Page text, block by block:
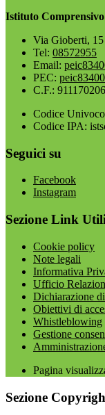
Istituto Comprensivo
Via Gioberti, 15
Tel: 08572955
Email:
PEC:
C.F.:
Codice
Codice IPA:
Seguici su
Facebook
Instagram
Sezione Link Utili
Cookie policy
Note legali
Informativa
Ufficio
Dichiarazione
Obiettivi di
Whistleblowing
Gestione
Pagina
Sezione